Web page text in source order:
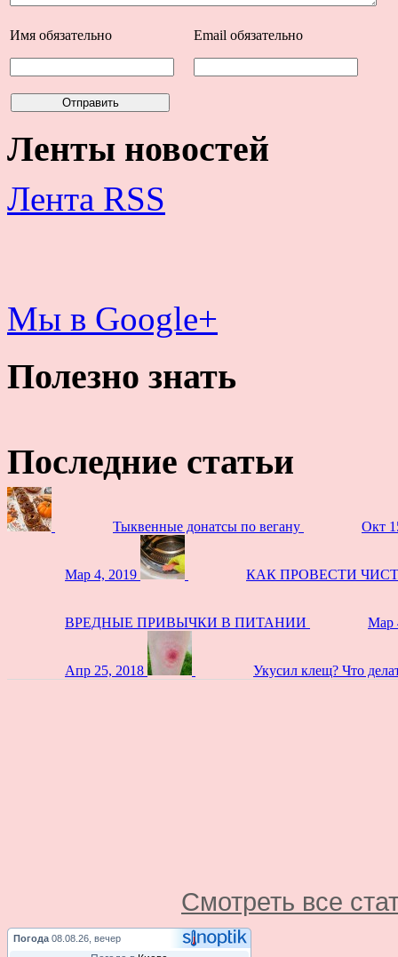
Имя обязательно Email обязательно
Ленты новостей
Лента RSS
Мы в Google+
Полезно знать
Последние статьи
Тыквенные донатсы по вегану Окт
Мар 4, 2019 КАК ПРОВЕСТИ
ВРЕДНЫЕ ПРИВЫЧКИ В ПИТАНИИ Мар
Апр 25, 2018 Укусил клещ? Что
Смотреть все
Погода 08.08.26, вечер